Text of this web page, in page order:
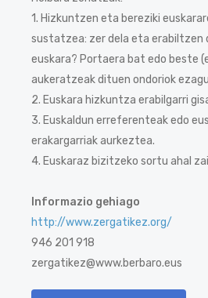
1. Hizkuntzen eta bereziki
sustatzea: zer dela eta
euskara? Portaera bat edo beste
aukeratzeak dituen ondoriok
2. Euskara hizkuntza erabilgarri
3. Euskaldun erreferenteak edo
erakargarriak aurkeztea.
4. Euskaraz bizitzeko sortu ahal
Informazio gehiago
http://www.zergatikez.org/
946 201 918
zergatikez@www.berbaro.eus